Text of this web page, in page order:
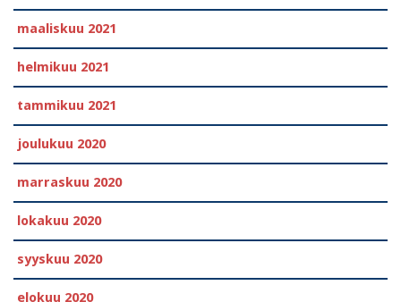
maaliskuu 2021
helmikuu 2021
tammikuu 2021
joulukuu 2020
marraskuu 2020
lokakuu 2020
syyskuu 2020
elokuu 2020